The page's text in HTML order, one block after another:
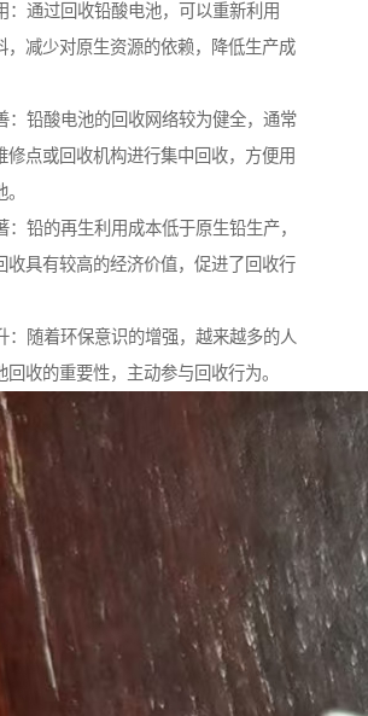
：通过回收铅酸电池，可以重新利用
，减少对原生资源的依赖，降低生产成
：铅酸电池的回收网络较为健全，通常
修点或回收机构进行集中回收，方便用
：铅的再生利用成本低于原生铅生产，
收具有较高的经济价值，促进了回收行
：随着环保意识的增强，越来越多的人
收的重要性，主动参与回收行为。